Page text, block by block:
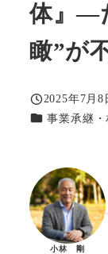
体』―
瞰”が
投稿日
2025年7月8
カテゴリー
事業承継
小林 剛